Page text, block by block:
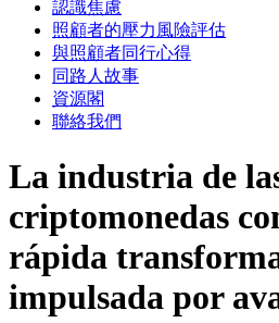
認識焦慮
照顧者的壓力風險評估
與照顧者同行心得
同路人故事
資源閣
聯絡我們
La industria de
criptomonedas
rápida
impulsada por